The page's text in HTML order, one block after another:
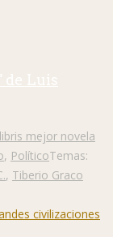
de Luis
mejor novela
, PolíticoTemas:
, Tiberio Graco